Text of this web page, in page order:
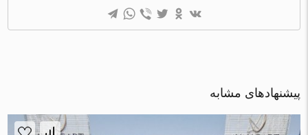
پیشنهادهای مشابه